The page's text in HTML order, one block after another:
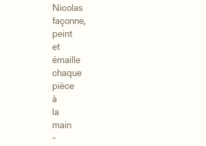
Nicolas
façonne,
peint
et
émaille
chaque
pièce
à
la
main
-